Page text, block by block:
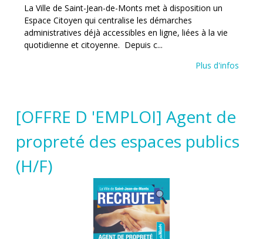
La Ville de Saint-Jean-de-Monts met à disposition un
Espace Citoyen qui centralise les démarches
administratives déjà accessibles en ligne, liées à la vie
quotidienne et citoyenne. Depuis c...
Plus d'infos
[OFFRE D 'EMPLOI] Agent de
propreté des espaces publics
(H/F)